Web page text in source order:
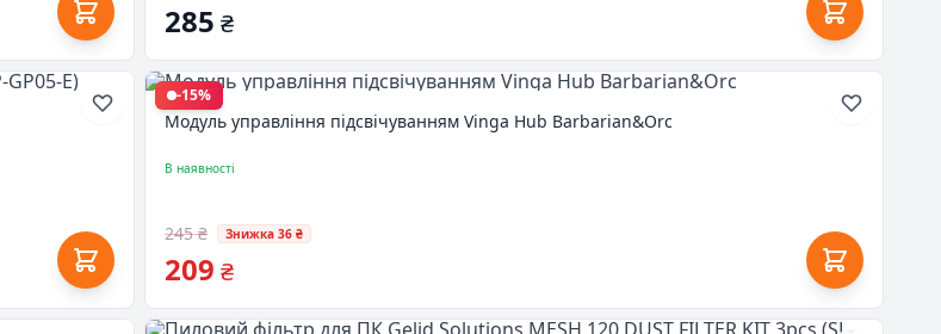
285 ₴
-15%
Модуль управління підсвічуванням Vinga Hub Barbarian&Orc
В наявності
245 ₴ Знижка 36 ₴
209 ₴